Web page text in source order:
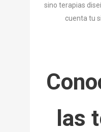
sino terapias
cuenta tu
las